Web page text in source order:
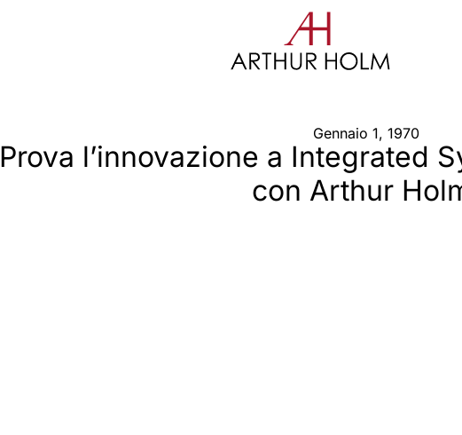
Gennaio 1, 1970
Prova l’innovazione a Integrated
con Arthur